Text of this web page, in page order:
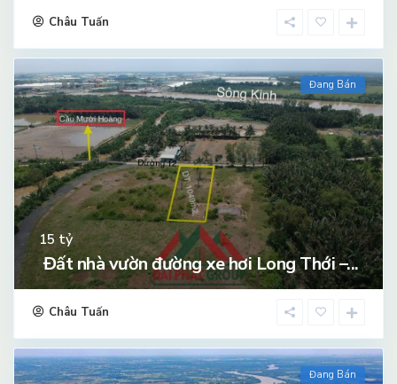
Châu Tuấn
Đang Bán
15 tỷ
Đất nhà vườn đường xe hơi Long Thới –...
Châu Tuấn
Đang Bán